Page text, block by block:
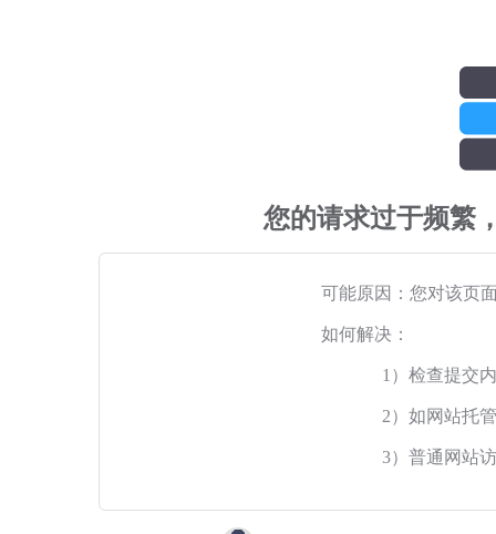
您的请求过于频繁
可能原因：您对该页
如何解决：
1）检查提交
2）如网站托
3）普通网站